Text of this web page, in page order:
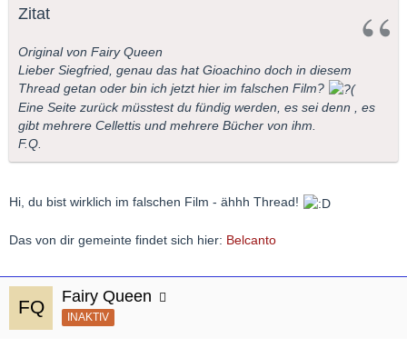
Zitat
Original von Fairy Queen
Lieber Siegfried, genau das hat Gioachino doch in diesem
Thread getan oder bin ich jetzt hier im falschen Film?
Eine Seite zurück müsstest du fündig werden, es sei denn , es
gibt mehrere Cellettis und mehrere Bücher von ihm.
F.Q.
Hi, du bist wirklich im falschen Film - ähhh Thread!
Das von dir gemeinte findet sich hier: Belcanto
Fairy Queen
INAKTIV